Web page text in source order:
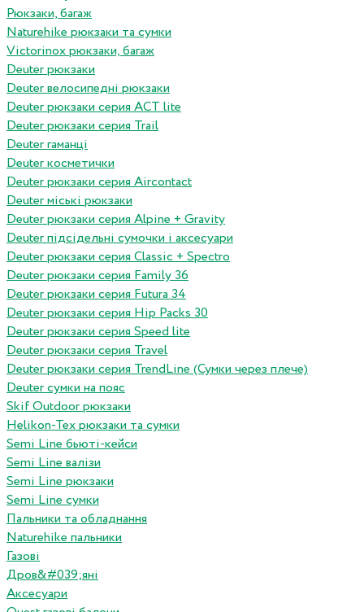
Рюкзаки, багаж
Naturehike рюкзаки та сумки
Victorinox рюкзаки, багаж
Deuter рюкзаки
Deuter велосипедні рюкзаки
Deuter рюкзаки серия ACT lite
Deuter рюкзаки серия Trail
Deuter гаманці
Deuter косметички
Deuter рюкзаки серия Aircontact
Deuter міські рюкзаки
Deuter рюкзаки серия Alpine + Gravity
Deuter підсідельні сумочки і аксесуари
Deuter рюкзаки серия Classic + Spectro
Deuter рюкзаки серия Family 36
Deuter рюкзаки серия Futura 34
Deuter рюкзаки серия Hip Packs 30
Deuter рюкзаки серия Speed lite
Deuter рюкзаки серия Travel
Deuter рюкзаки серия TrendLine (Сумки через плече)
Deuter сумки на пояс
Skif Outdoor рюкзаки
Helikon-Tex рюкзаки та сумки
Semi Line бьюті-кейси
Semi Line валізи
Semi Line рюкзаки
Semi Line сумки
Пальники та обладнання
Naturehike пальники
Газові
Дров&#039;яні
Аксесуари